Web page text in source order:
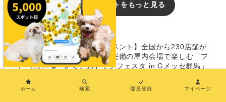
おでかけレポートをもっと見る
イベント
【群馬/犬のイベント】全国から230店舗が
大集結！ 冷房完備の屋内会場で楽しむ「プ
レミアムドッグフェスタ in Gメッセ群馬」
ホーム 検索 部員登録 マイページ